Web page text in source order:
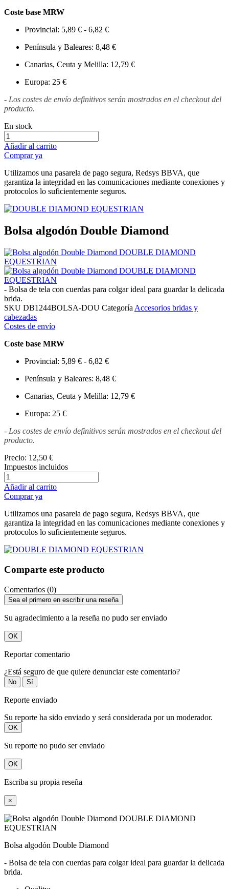
Coste base MRW
Provincial: 5,89 € - 6,82 €
Península y Baleares: 8,48 €
Canarias, Ceuta y Melilla: 12,79 €
Europa: 25 €
- Los costes de envío definitivos serán mostrados en el checkout del
producto.
En stock
Añadir al carrito
Comprar ya
Utilizamos una pasarela de pago segura, Redsys BBVA, que
garantiza la integridad en las comunicaciones mediante conexiones y
protocolos lo suficientemente seguros.
Bolsa algodón Double Diamond
- Bolsa de tela con cuerdas para colgar ideal para guardar la delicada
brida.
SKU DB1244BOLSA-DOU Categoría Accesorios bridas y
cabezadas
Costes de envío
Coste base MRW
Provincial: 5,89 € - 6,82 €
Península y Baleares: 8,48 €
Canarias, Ceuta y Melilla: 12,79 €
Europa: 25 €
- Los costes de envío definitivos serán mostrados en el checkout del
producto.
Precio: 12,50 €
Impuestos incluidos
Añadir al carrito
Comprar ya
Utilizamos una pasarela de pago segura, Redsys BBVA, que
garantiza la integridad en las comunicaciones mediante conexiones y
protocolos lo suficientemente seguros.
Comparte este producto
Comentarios (0)
Sea el primero en escribir una reseña
Su agradecimiento a la reseña no pudo ser enviado
OK
Reportar comentario
¿Está seguro de que quiere denunciar este comentario?
No Sí
Reporte enviado
Su reporte ha sido enviado y será considerada por un moderador.
OK
Su reporte no pudo ser enviado
OK
Escriba su propia reseña
×
Bolsa algodón Double Diamond
- Bolsa de tela con cuerdas para colgar ideal para guardar la delicada
brida.